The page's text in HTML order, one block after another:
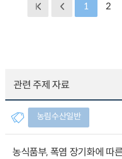
1 2
관련 주제 자료
농림수산일반
농식품부, 폭염 장기화에 따